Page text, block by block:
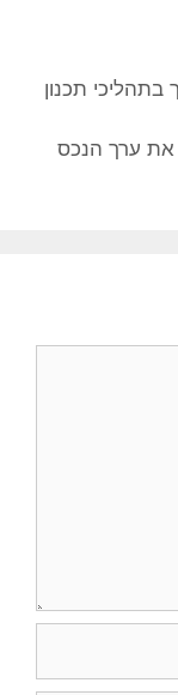
בתהליכי תכנון
את ערך הנכס